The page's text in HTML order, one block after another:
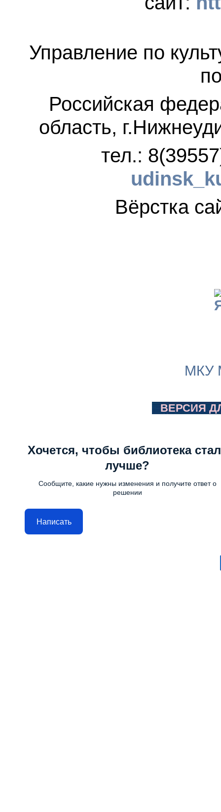
Управление по
Российская
область,
тел.:
Вёрстка
МКУ
ВЕРСИЯ
Хочется, чтобы библиотека
лучше?
Сообщите, какие нужны изменения и получите ответ о
решении
Написать